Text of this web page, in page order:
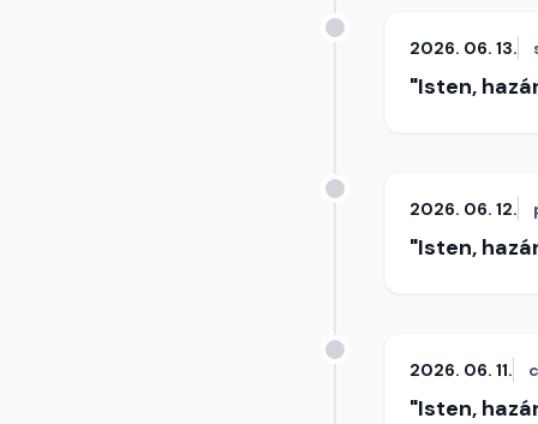
2026. 06. 13.
"Isten,
2026. 06. 12.
"Isten,
2026. 06. 11.
"Isten,